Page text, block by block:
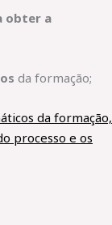
obter a
da formação;
da formação,
processo e os